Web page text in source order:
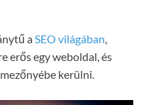
a SEO világában
erős egy weboldal, és
kerülni.